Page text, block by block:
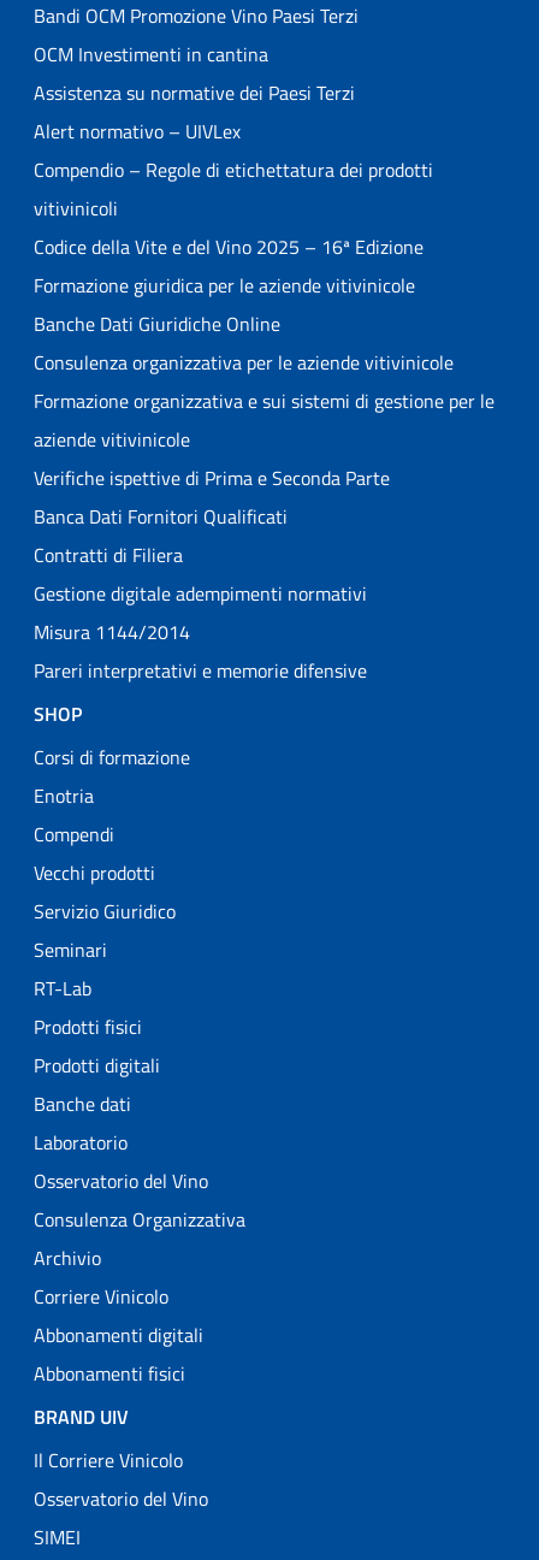
Bandi OCM Promozione Vino Paesi Terzi
OCM Investimenti in cantina
Assistenza su normative dei Paesi Terzi
Alert normativo – UIVLex
Compendio – Regole di etichettatura dei prodotti
vitivinicoli
Codice della Vite e del Vino 2025 – 16ª Edizione
Formazione giuridica per le aziende vitivinicole
Banche Dati Giuridiche Online
Consulenza organizzativa per le aziende vitivinicole
Formazione organizzativa e sui sistemi di gestione per le
aziende vitivinicole
Verifiche ispettive di Prima e Seconda Parte
Banca Dati Fornitori Qualificati
Contratti di Filiera
Gestione digitale adempimenti normativi
Misura 1144/2014
Pareri interpretativi e memorie difensive
SHOP
Corsi di formazione
Enotria
Compendi
Vecchi prodotti
Servizio Giuridico
Seminari
RT-Lab
Prodotti fisici
Prodotti digitali
Banche dati
Laboratorio
Osservatorio del Vino
Consulenza Organizzativa
Archivio
Corriere Vinicolo
Abbonamenti digitali
Abbonamenti fisici
BRAND UIV
Il Corriere Vinicolo
Osservatorio del Vino
SIMEI